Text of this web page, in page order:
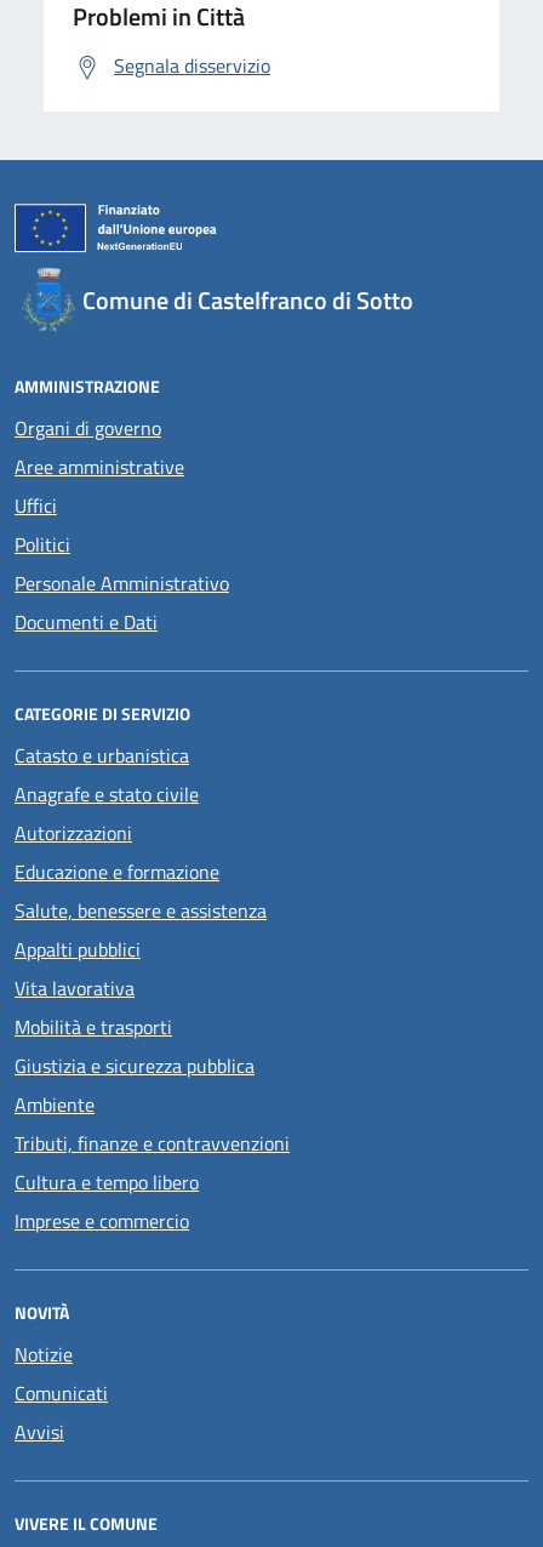
Problemi in Città
Segnala disservizio
Comune di Castelfranco di Sotto
AMMINISTRAZIONE
Organi di governo
Aree amministrative
Uffici
Politici
Personale Amministrativo
Documenti e Dati
CATEGORIE DI SERVIZIO
Catasto e urbanistica
Anagrafe e stato civile
Autorizzazioni
Educazione e formazione
Salute, benessere e assistenza
Appalti pubblici
Vita lavorativa
Mobilità e trasporti
Giustizia e sicurezza pubblica
Ambiente
Tributi, finanze e contravvenzioni
Cultura e tempo libero
Imprese e commercio
NOVITÀ
Notizie
Comunicati
Avvisi
VIVERE IL COMUNE